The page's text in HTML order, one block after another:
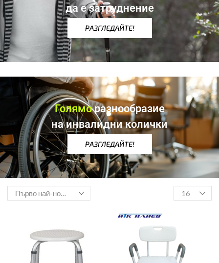
да е затруднение
РАЗГЛЕДАЙТЕ!
Голяморазнообразие
на инвалидни колички
РАЗГЛЕДАЙТЕ!